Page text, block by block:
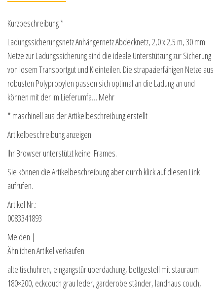
Kurzbeschreibung *
Ladungssicherungsnetz Anhängernetz Abdecknetz, 2,0 x 2,5 m, 30 mm
Netze zur Ladungssicherung sind die ideale Unterstützung zur Sicherung
von losem Transportgut und Kleinteilen. Die strapazierfähigen Netze aus
robusten Polypropylen passen sich optimal an die Ladung an und
können mit der im Lieferumfa… Mehr
* maschinell aus der Artikelbeschreibung erstellt
Artikelbeschreibung anzeigen
Ihr Browser unterstützt keine IFrames.
Sie können die Artikelbeschreibung aber durch klick auf diesen Link
aufrufen.
Artikel Nr.:
0083341893
Melden |
Ähnlichen Artikel verkaufen
alte tischuhren, eingangstür überdachung, bettgestell mit stauraum
180×200, eckcouch grau leder, garderobe ständer, landhaus couch,